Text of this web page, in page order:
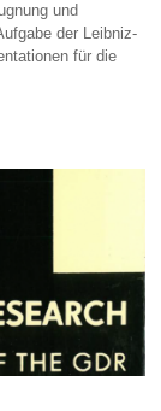
und
der Leibniz-
für die